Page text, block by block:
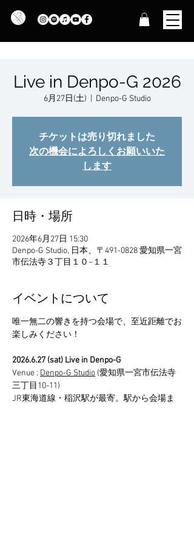
Live in Denpo-G 2026
6月27日(土) Denpo-G Studio
チケットは売り切れました
次の機会によろしくお願いいた
します
日時・場所
2026年6月27日 15:30
Denpo-G Studio, 日本、〒491-0828 愛知県一宮
市伝法寺３丁目１０−１１
イベントについて
唯一無二の響きを持つ会場で、至近距離でお
楽しみください！
2026.6.27 (sat) Live in Denpo-G
Venue : Denpo-G Studio (愛知県一宮市伝法寺
三丁目10-11)
JR東海道線・稲沢駅が最寄。駅から会場ま